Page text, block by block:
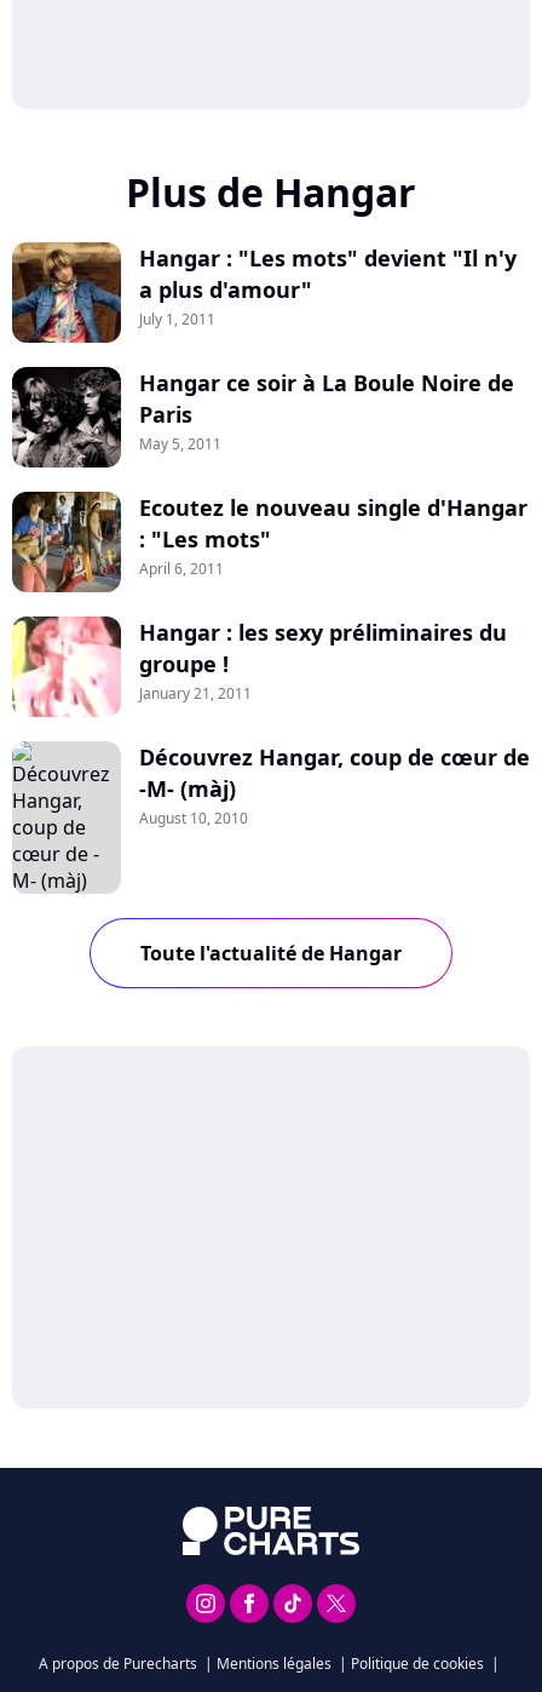
Plus de Hangar
Hangar : "Les mots" devient "Il n'y
a plus d'amour"
July 1, 2011
Hangar ce soir à La Boule Noire de
Paris
May 5, 2011
Ecoutez le nouveau single d'Hangar
: "Les mots"
April 6, 2011
Hangar : les sexy préliminaires du
groupe !
January 21, 2011
Découvrez Hangar, coup de cœur de
-M- (màj)
August 10, 2010
Toute l'actualité de Hangar
A propos de Purecharts | Mentions légales | Politique de cookies |